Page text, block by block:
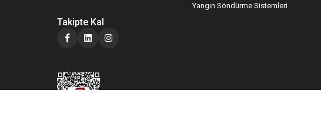
Takipte Kal
Yangın Söndürme Sistemleri